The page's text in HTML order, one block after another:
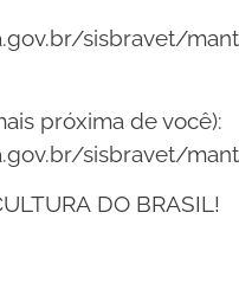
sisbravet/
próxima de você):
sisbravet/
DO BRASIL!